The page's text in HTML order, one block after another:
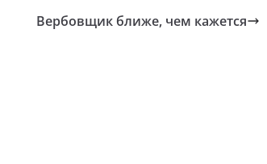
Вербовщик ближе, чем кажется